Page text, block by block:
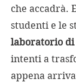
che accadrà.
studenti e le
laboratorio
intenti a
appena